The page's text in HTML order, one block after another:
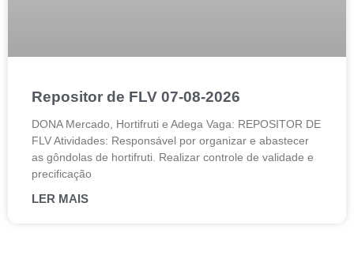
Repositor de FLV 07-08-2026
DONA Mercado, Hortifruti e Adega Vaga: REPOSITOR DE
FLV Atividades: Responsável por organizar e abastecer
as gôndolas de hortifruti. Realizar controle de validade e
precificação
LER MAIS